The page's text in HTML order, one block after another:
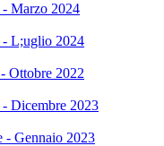
- Marzo 2024
- L;uglio 2024
Ottobre 2022
Dicembre 2023
- Gennaio 2023